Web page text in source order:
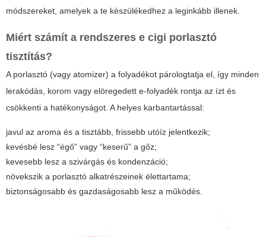
módszereket, amelyek a te készülékedhez a leginkább illenek.
Miért számít a rendszeres e cigi porlasztó
tisztítás?
A porlasztó (vagy atomizer) a folyadékot párologtatja el, így minden
lerakódás, korom vagy elöregedett e-folyadék rontja az ízt és
csökkenti a hatékonyságot. A helyes karbantartással:
javul az aroma és a tisztább, frissebb utóíz jelentkezik;
kevésbé lesz “égő” vagy “keserű” a gőz;
kevesebb lesz a szivárgás és kondenzáció;
növekszik a porlasztó alkatrészeinek élettartama;
biztonságosabb és gazdaságosabb lesz a működés.